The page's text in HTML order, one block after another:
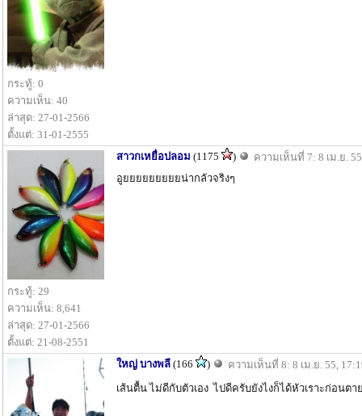
กระทู้: 0
ความเห็น: 40
ล่าสุด: 27-01-2566
ตั้งแต่: 31-01-2555
กระทู้: 29
ความเห็น: 8,641
ล่าสุด: 27-01-2566
ตั้งแต่: 21-08-2551
สาวกเหยื่อปลอม (1175 )
ความเห็นที่ 7: 8 เม.ย.
อูยยยยยยยยยน่ากลัวจริงๆ
ใหญ่ บางพลี (166 )
ความเห็นที่ 8: 8 เม.ย. 55,
เส้นตื้น ไม่ดีกับตัวเอง ไปดีครับยังไงก็ได้หัวเราะก่อนตาย